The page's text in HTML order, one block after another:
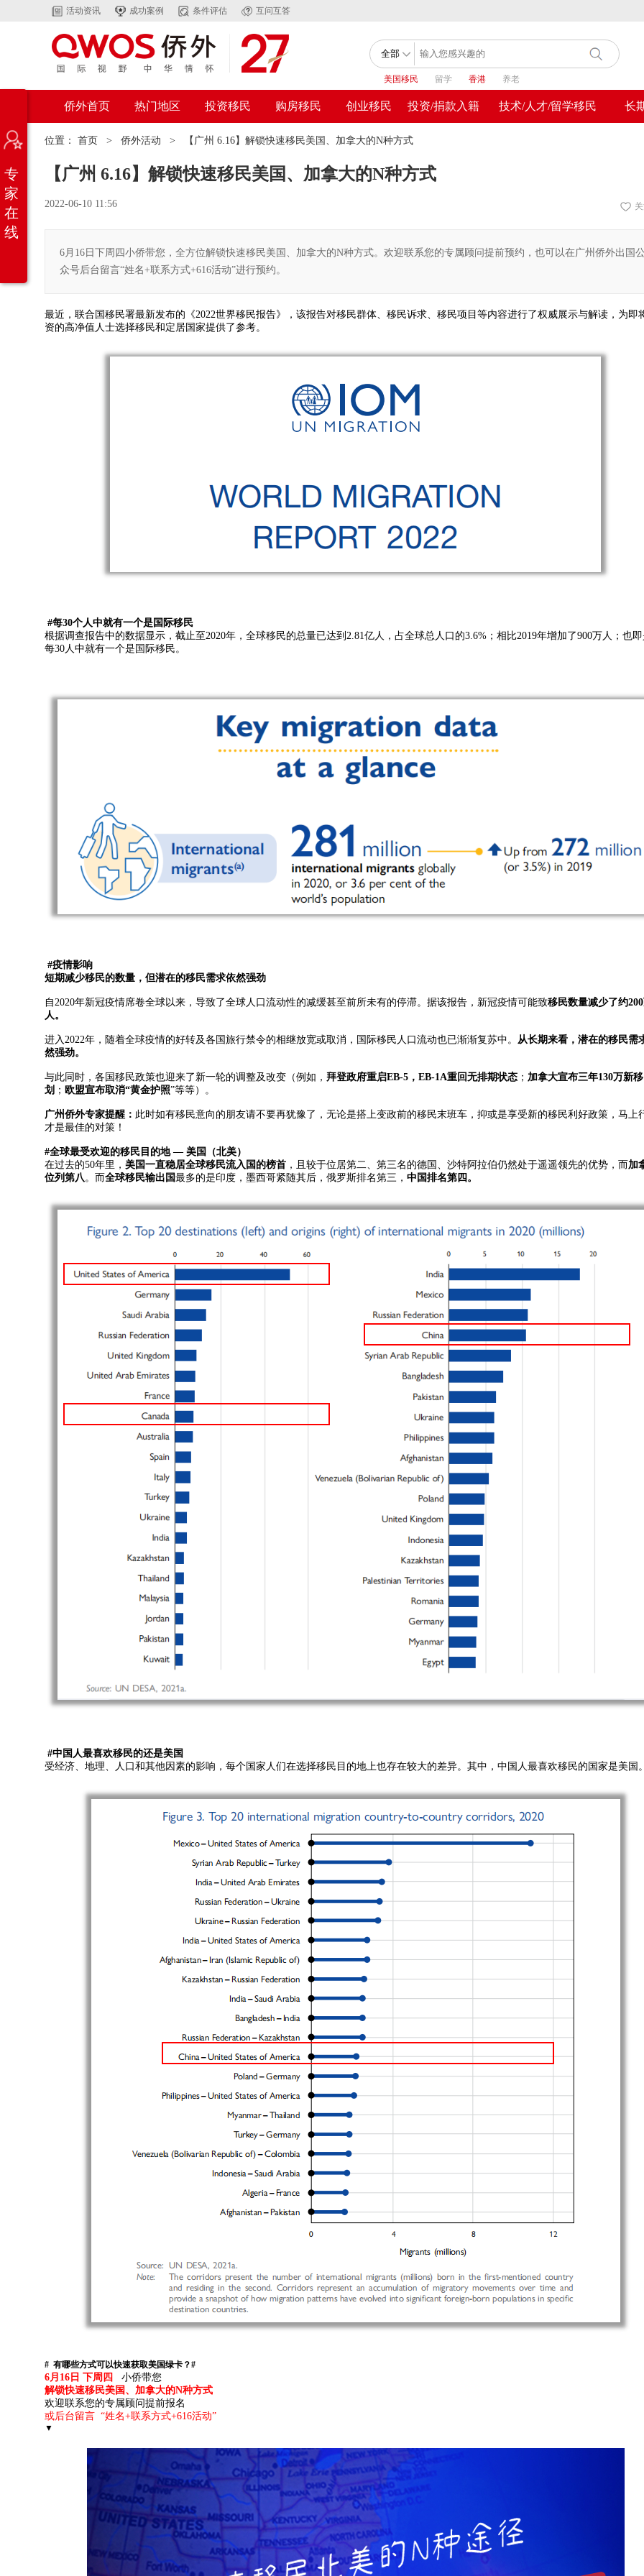
活动资讯 成功案例 条件评估 互问互答
美国移民 留学 香港 养老
侨外首页 热门地区 投资移民 购房移民 创业移民 投资/捐款入籍 技术/人才/留学移民 长
位置： 首页 > 侨外活动 > 【广州 6.16】解锁快速移民美国、加拿大的N种方式
【广州 6.16】解锁快速移民美国、加拿大的N种方式
2022-06-10 11:56
6月16日下周四小侨带您，全方位解锁快速移民美国、加拿大的N种方式。欢迎联系您的专属顾问提前预约，也可以在广州侨外出国
众号后台留言“姓名+联系方式+616活动”进行预约。
最近，联合国移民署最新发布的《2022世界移民报告》，该报告对移民群体、移民诉求、移民项目等内容进行了权威展示与解读，为即
资的高净值人士选择移民和定居国家提供了参考。
#每30个人中就有一个是国际移民
根据调查报告中的数据显示，截止至2020年，全球移民的总量已达到2.81亿人，占全球总人口的3.6%；相比2019年增加了900万人；也
每30人中就有一个是国际移民。
#疫情影响
短期减少移民的数量，但潜在的移民需求依然强劲
自2020年新冠疫情席卷全球以来，导致了全球人口流动性的减缓甚至前所未有的停滞。据该报告，新冠疫情可能致移民数量减少了约
人。
进入2022年，随着全球疫情的好转及各国旅行禁令的相继放宽或取消，国际移民人口流动也已渐渐复苏中。 从长期来看，潜在的移民需
然强劲。
与此同时，各国移民政策也迎来了新一轮的调整及改变（例如， 拜登政府重启EB-5，EB-1A重回无排期状态 ； 加拿大宣布三年130万新
划 ； 欧盟宣布取消“黄金护照”等等）。
广州侨外专家提醒： 此时如有移民意向的朋友请不要再犹豫了，无论是搭上变政前的移民末班车，抑或是享受新的移民利好政策，马上
才是最佳的对策！
#全球最受欢迎的移民目的地 — 美国（北美）
在过去的50年里， 美国一直稳居全球移民流入国的榜首 ，且较于位居第二、第三名的德国、沙特阿拉伯仍然处于遥遥领先的优势，而 加
位列第八。而全球移民输出国最多的是印度，墨西哥紧随其后，俄罗斯排名第三， 中国排名第四。
#中国人最喜欢移民的还是美国
受经济、地理、人口和其他因素的影响，每个国家人们在选择移民目的地上也存在较大的差异。其中，中国人最喜欢移民的国家是美国
# 有哪些方式可以快速获取美国绿卡？#
6月16日 下周四
小侨带您
解锁快速移民美国、加拿大的N种方式
欢迎联系您的专属顾问提前报名
或后台留言 “姓名+联系方式+616活动”
▼
专
家
在
线